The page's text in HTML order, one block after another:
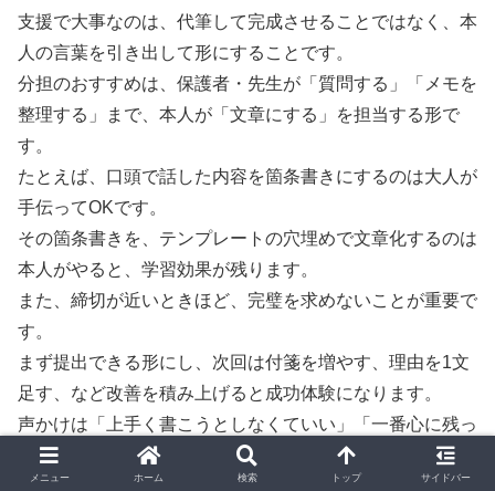
支援で大事なのは、代筆して完成させることではなく、本
人の言葉を引き出して形にすることです。
分担のおすすめは、保護者・先生が「質問する」「メモを
整理する」まで、本人が「文章にする」を担当する形で
す。
たとえば、口頭で話した内容を箇条書きにするのは大人が
手伝ってOKです。
その箇条書きを、テンプレートの穴埋めで文章化するのは
本人がやると、学習効果が残ります。
また、締切が近いときほど、完璧を求めないことが重要で
す。
まず提出できる形にし、次回は付箋を増やす、理由を1文
足す、など改善を積み上げると成功体験になります。
声かけは「上手く書こうとしなくていい」「一番心に残っ
たところだけでいい」が効きます。
メニュー ホーム 検索 トップ サイドバー